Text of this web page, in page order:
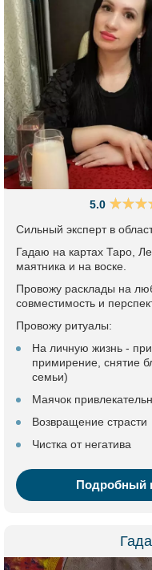
5.0
Сильный эксперт в
Гадаю на картах Таро,
маятника и на воске.
Провожу расклады на
совместимость и
Провожу ритуалы:
На личную жизнь -
примирение, снятие
семьи)
Маячок
Возвращение страсти
Чистка от негатива
Подробный